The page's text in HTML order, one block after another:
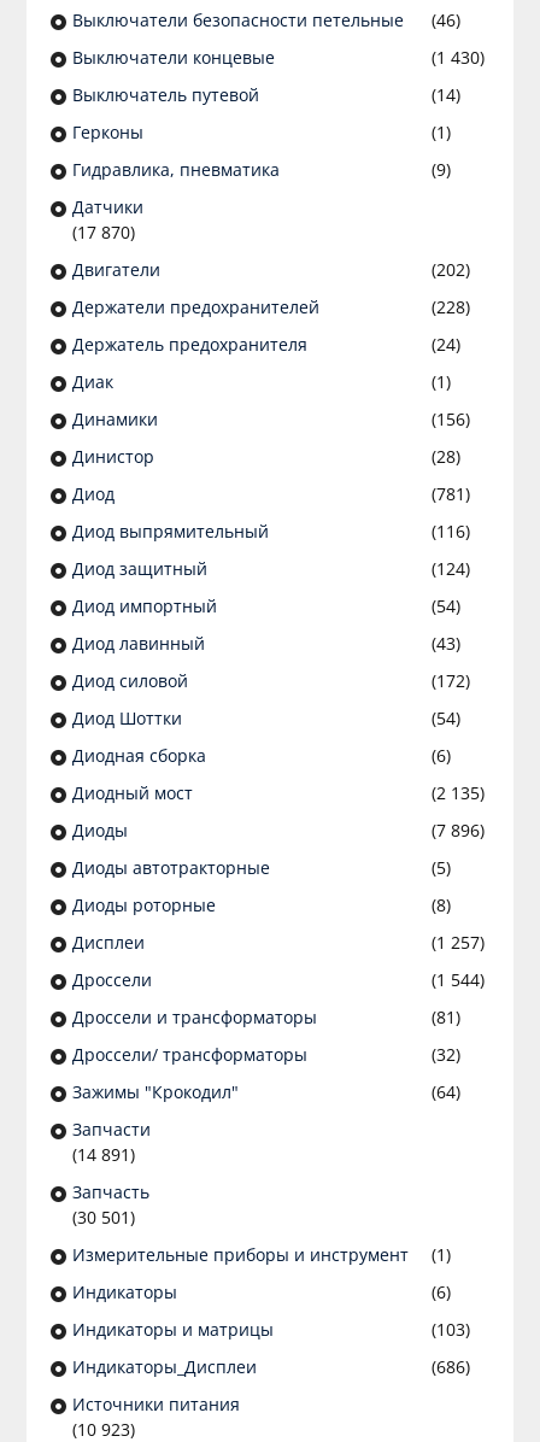
Выключатели безопасности петельные
(46)
Выключатели концевые
(1 430)
Выключатель путевой
(14)
Герконы
(1)
Гидравлика, пневматика
(9)
Датчики
(17 870)
Двигатели
(202)
Держатели предохранителей
(228)
Держатель предохранителя
(24)
Диак
(1)
Динамики
(156)
Динистор
(28)
Диод
(781)
Диод выпрямительный
(116)
Диод защитный
(124)
Диод импортный
(54)
Диод лавинный
(43)
Диод силовой
(172)
Диод Шоттки
(54)
Диодная сборка
(6)
Диодный мост
(2 135)
Диоды
(7 896)
Диоды автотракторные
(5)
Диоды роторные
(8)
Дисплеи
(1 257)
Дроссели
(1 544)
Дроссели и трансформаторы
(81)
Дроссели/ трансформаторы
(32)
Зажимы "Крокодил"
(64)
Запчасти
(14 891)
Запчасть
(30 501)
Измерительные приборы и инструмент
(1)
Индикаторы
(6)
Индикаторы и матрицы
(103)
Индикаторы_Дисплеи
(686)
Источники питания
(10 923)